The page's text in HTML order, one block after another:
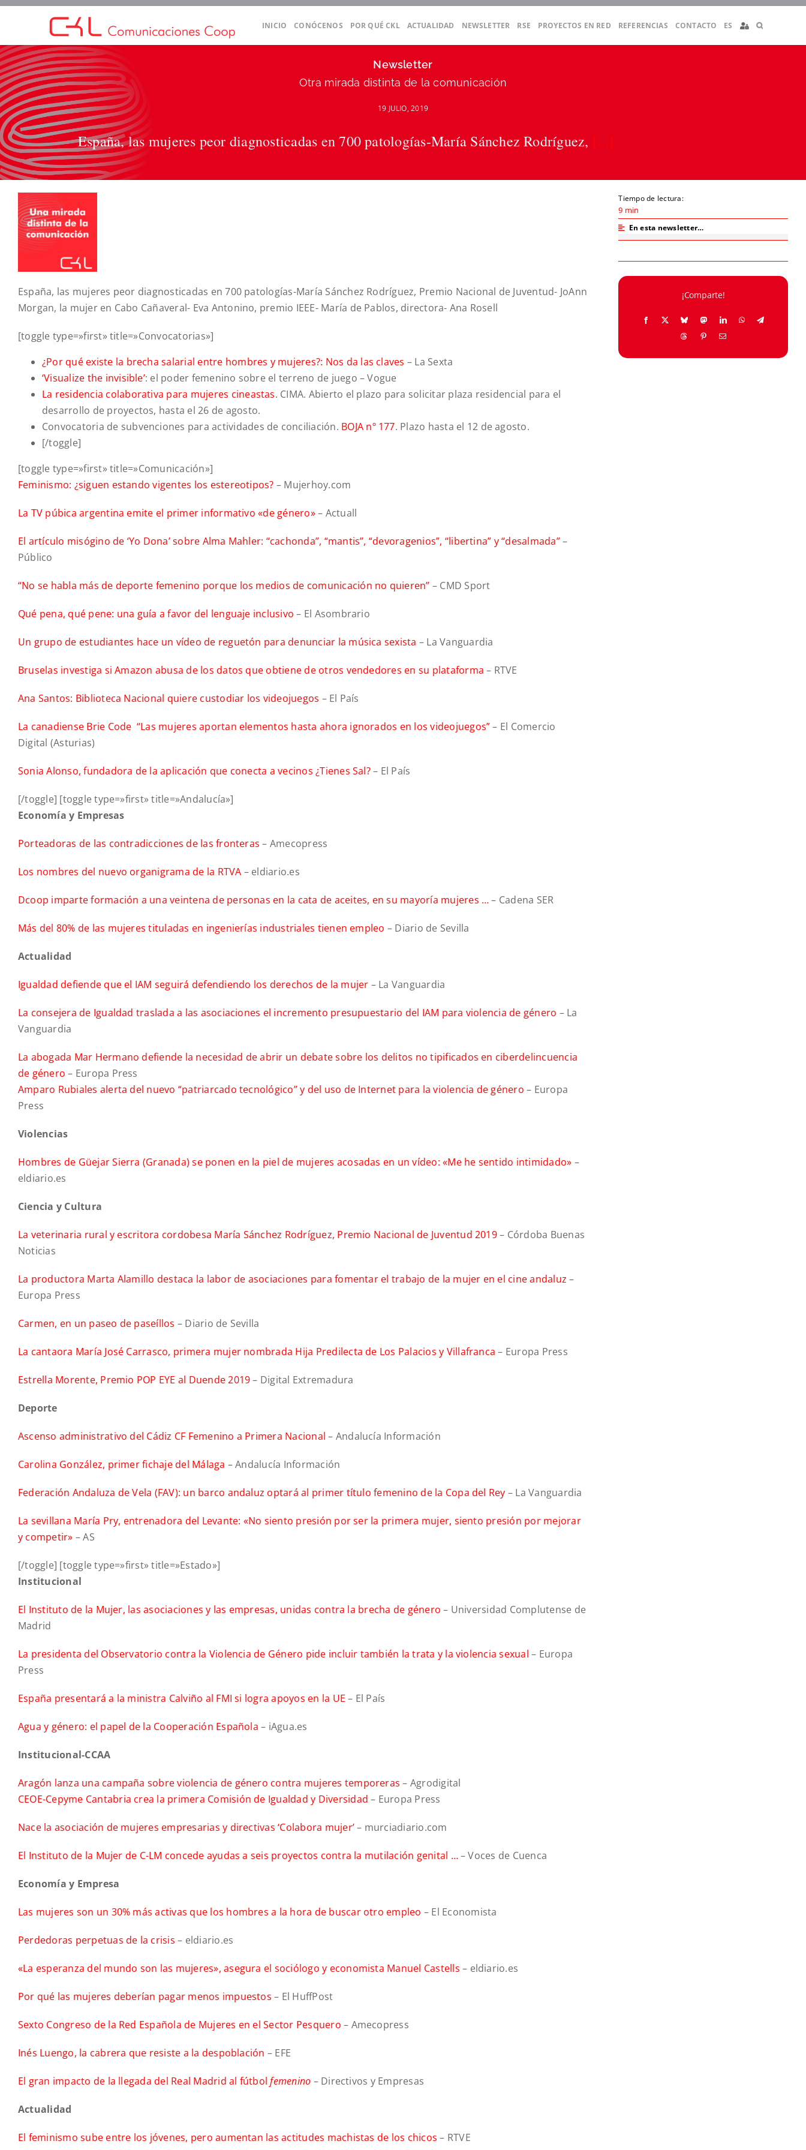
contenido
INICIO CONÓCENOS POR QUÉ CKL ACTUALIDAD NEWSLETTER RSE PROYECTOS EN RED REFERENCIAS CONTACTO ES
Newsletter
Otra mirada distinta de la comunicación
19 JULIO, 2019
España, las mujeres peor diagnosticadas en 700 patologías-María Sánchez Rodríguez, [...]
España, las mujeres peor diagnosticadas en 700 patologías-María Sánchez Rodríguez, Premio Nacional de Juventud- JoAnn
Morgan, la mujer en Cabo Cañaveral- Eva Antonino, premio IEEE- María de Pablos, directora- Ana Rosell
[toggle type=»first» title=»Convocatorias»]
¿Por qué existe la brecha salarial entre hombres y mujeres?: Nos da las claves – La Sexta
‘Visualize the invisible’: el poder femenino sobre el terreno de juego – Vogue
La residencia colaborativa para mujeres cineastas. CIMA. Abierto el plazo para solicitar plaza residencial para el
desarrollo de proyectos, hasta el 26 de agosto.
Convocatoria de subvenciones para actividades de conciliación. BOJA nº 177. Plazo hasta el 12 de agosto.
[/toggle]
[toggle type=»first» title=»Comunicación»]
Feminismo: ¿siguen estando vigentes los estereotipos? – Mujerhoy.com
La TV púbica argentina emite el primer informativo «de género»– Actuall
El artículo misógino de ‘Yo Dona’ sobre Alma Mahler: “cachonda”, “mantis”, “devoragenios”, “libertina” y “desalmada”–
Público
“No se habla más de deporte femenino porque los medios de comunicación no quieren” – CMD Sport
Qué pena, qué pene: una guía a favor del lenguaje inclusivo – El Asombrario
Un grupo de estudiantes hace un vídeo de reguetón para denunciar la música sexista – La Vanguardia
Bruselas investiga si Amazon abusa de los datos que obtiene de otros vendedores en su plataforma – RTVE
Ana Santos: Biblioteca Nacional quiere custodiar los videojuegos – El País
La canadiense Brie Code “Las mujeres aportan elementos hasta ahora ignorados en los videojuegos”– El Comercio
Digital (Asturias)
Sonia Alonso, fundadora de la aplicación que conecta a vecinos ¿Tienes Sal?– El País
[/toggle] [toggle type=»first» title=»Andalucía»]
Economía y Empresas
Porteadoras de las contradicciones de las fronteras – Amecopress
Los nombres del nuevo organigrama de la RTVA – eldiario.es
Dcoop imparte formación a una veintena de personas en la cata de aceites, en su mayoría mujeres …– Cadena SER
Más del 80% de las mujeres tituladas en ingenierías industriales tienen empleo – Diario de Sevilla
Actualidad
Igualdad defiende que el IAM seguirá defendiendo los derechos de la mujer – La Vanguardia
La consejera de Igualdad traslada a las asociaciones el incremento presupuestario del IAM para violencia de género – La
Vanguardia
La abogada Mar Hermano defiende la necesidad de abrir un debate sobre los delitos no tipificados en ciberdelincuencia
de género – Europa Press
Amparo Rubiales alerta del nuevo “patriarcado tecnológico” y del uso de Internet para la violencia de género – Europa
Press
Violencias
Hombres de Güejar Sierra (Granada) se ponen en la piel de mujeres acosadas en un vídeo: «Me he sentido intimidado» –
eldiario.es
Ciencia y Cultura
La veterinaria rural y escritora cordobesa María Sánchez Rodríguez, Premio Nacional de Juventud 2019– Córdoba Buenas
Noticias
La productora Marta Alamillo destaca la labor de asociaciones para fomentar el trabajo de la mujer en el cine andaluz –
Europa Press
Carmen, en un paseo de paseíllos – Diario de Sevilla
La cantaora María José Carrasco, primera mujer nombrada Hija Predilecta de Los Palacios y Villafranca – Europa Press
Estrella Morente, Premio POP EYE al Duende 2019– Digital Extremadura
Deporte
Ascenso administrativo del Cádiz CF Femenino a Primera Nacional – Andalucía Información
Carolina González, primer fichaje del Málaga – Andalucía Información
Federación Andaluza de Vela (FAV): un barco andaluz optará al primer título femenino de la Copa del Rey – La Vanguardia
La sevillana María Pry, entrenadora del Levante: «No siento presión por ser la primera mujer, siento presión por mejorar
y competir» – AS
[/toggle] [toggle type=»first» title=»Estado»]
Institucional
El Instituto de la Mujer, las asociaciones y las empresas, unidas contra la brecha de género – Universidad Complutense de
Madrid
La presidenta del Observatorio contra la Violencia de Género pide incluir también la trata y la violencia sexual – Europa
Press
España presentará a la ministra Calviño al FMI si logra apoyos en la UE – El País
Agua y género: el papel de la Cooperación Española – iAgua.es
Institucional-CCAA
Aragón lanza una campaña sobre violencia de género contra mujeres temporeras – Agrodigital
CEOE-Cepyme Cantabria crea la primera Comisión de Igualdad y Diversidad – Europa Press
Nace la asociación de mujeres empresarias y directivas ‘Colabora mujer’– murciadiario.com
El Instituto de la Mujer de C-LM concede ayudas a seis proyectos contra la mutilación genital …– Voces de Cuenca
Economía y Empresa
Las mujeres son un 30% más activas que los hombres a la hora de buscar otro empleo – El Economista
Perdedoras perpetuas de la crisis – eldiario.es
«La esperanza del mundo son las mujeres», asegura el sociólogo y economista Manuel Castells – eldiario.es
Por qué las mujeres deberían pagar menos impuestos – El HuffPost
Sexto Congreso de la Red Española de Mujeres en el Sector Pesquero – Amecopress
Inés Luengo, la cabrera que resiste a la despoblación – EFE
El gran impacto de la llegada del Real Madrid al fútbolfemenino – Directivos y Empresas
Actualidad
El feminismo sube entre los jóvenes, pero aumentan las actitudes machistas de los chicos – RTVE
Tiempo de lectura:
9 min
En esta newsletter…
¡Comparte!